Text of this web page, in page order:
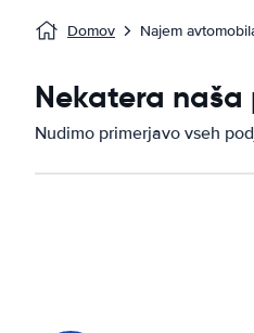
Domov Najem
Nekatera
Nudimo primerjavo vseh